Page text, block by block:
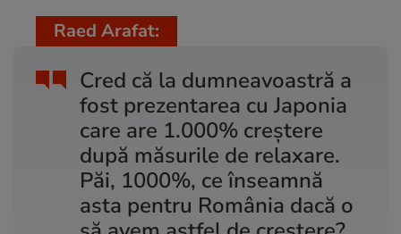
Cred că la dumneavoastră a
fost prezentarea cu Japonia
care are 1.000% creștere
după măsurile de relaxare.
Păi, 1000%, ce înseamnă
asta pentru România dacă o
Raed Arafat: